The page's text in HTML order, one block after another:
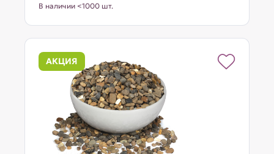
В наличии <1000 шт.
АКЦИЯ